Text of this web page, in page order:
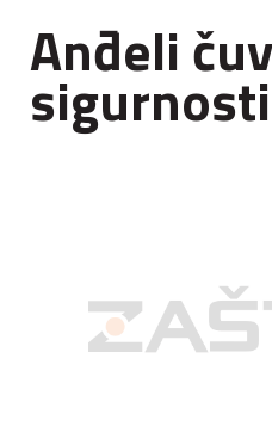
Anđeli
sigurnosti